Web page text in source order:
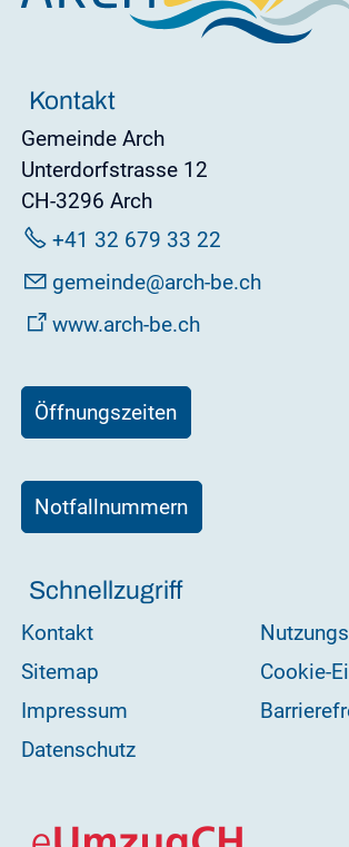
Kontakt
Gemeinde Arch
Unterdorfstrasse 12
CH-3296 Arch
+41 32 679 33 22
g m nd rch-b
ch
www.arch-be.ch
Öffnungszeiten
Notfallnummern
Schnellzugriff
Kontakt
Sitemap
Impressum
Datenschutz
Cookie-